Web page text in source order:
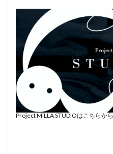
Project MiLLA STUDIOはこちらから